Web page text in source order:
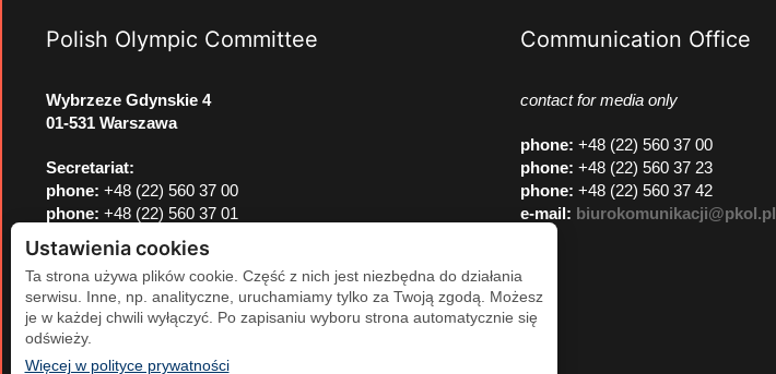
Polish Olympic Committee
Wybrzeze Gdynskie 4
01-531 Warszawa
Secretariat:
phone: +48 (22) 560 37 00
phone: +48 (22) 560 37 01
e-mail:
pkol@pkol.pl
Communication Office
contact for media only
phone: +48 (22) 560 37 00
phone: +48 (22) 560 37 23
phone: +48 (22) 560 37 42
e-mail: biurokomunikacji@pkol.pl
Ustawienia cookies
Ta strona używa plików cookie. Część z nich jest niezbędna do działania
serwisu. Inne, np. analityczne, uruchamiamy tylko za Twoją zgodą. Możesz
je w każdej chwili wyłączyć. Po zapisaniu wyboru strona automatycznie się
odświeży.
Więcej w polityce prywatności(otwiera się w nowej karcie)